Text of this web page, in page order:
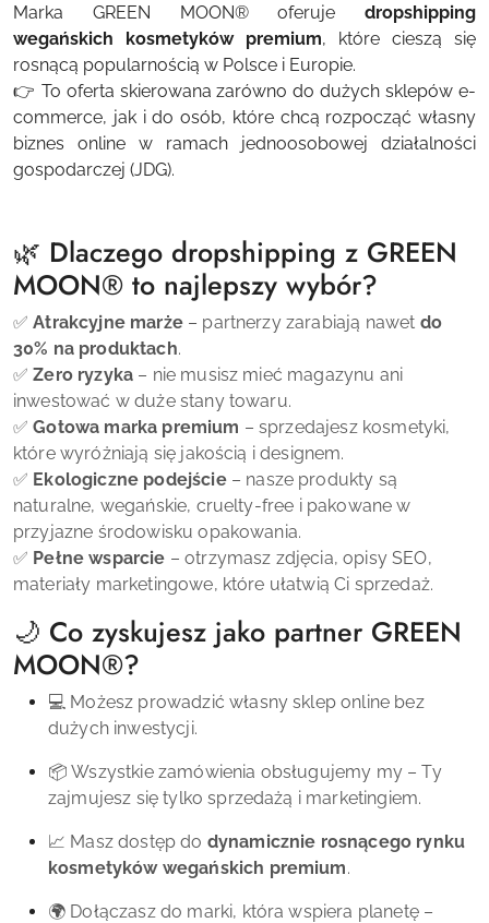
Marka GREEN MOON®oferuje dropshipping
wegańskich kosmetyków premium, które cieszą się
rosnącą popularnością w Polsce i Europie.
👉 To oferta skierowana zarówno do dużych sklepów e-
commerce, jak i do osób, które chcą rozpocząć własny
biznes online w ramach jednoosobowej działalności
gospodarczej (JDG).
🌿 Dlaczego dropshipping z GREEN
MOON® to najlepszy wybór?
✅Atrakcyjne marże– partnerzy zarabiają nawet do
30% na produktach.
✅Zero ryzyka – nie musisz mieć magazynu ani
inwestować w duże stany towaru.
✅Gotowa marka premium – sprzedajesz kosmetyki,
które wyróżniają się jakością i designem.
✅ Ekologiczne podejście– nasze produkty są
naturalne, wegańskie, cruelty-free i pakowane w
przyjazne środowisku opakowania.
✅ Pełne wsparcie – otrzymasz zdjęcia, opisy SEO,
materiały marketingowe, które ułatwią Ci sprzedaż.
🌙 Co zyskujesz jako partner GREEN
MOON®?
💻 Możesz prowadzić własny sklep online bez
dużych inwestycji.
📦 Wszystkie zamówienia obsługujemy my – Ty
zajmujesz się tylko sprzedażą i marketingiem.
📈 Masz dostęp do dynamicznie rosnącego rynku
kosmetyków wegańskich premium.
🌍 Dołączasz do marki, która wspiera planetę –